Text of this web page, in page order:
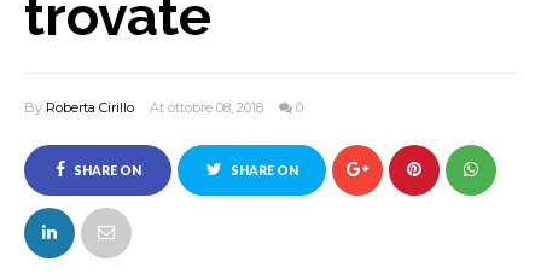
trovate
By Roberta Cirillo At ottobre 08, 2018 0
SHARE ON
FACEBOOK
SHARE ON